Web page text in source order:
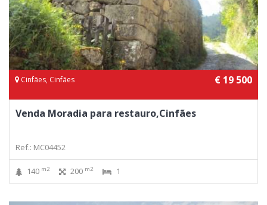
Cinfães, Cinfães € 19 500
Venda Moradia para restauro,Cinfães
Ref.: MC04452
140 m2 200 m2 1